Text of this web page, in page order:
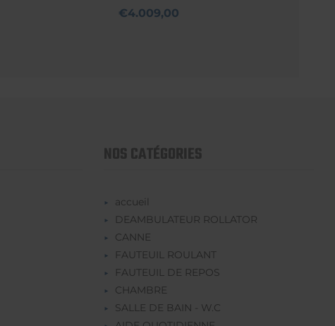
€4.009,00
NOS CATÉGORIES
accueil
DEAMBULATEUR ROLLATOR
CANNE
FAUTEUIL ROULANT
FAUTEUIL DE REPOS
CHAMBRE
SALLE DE BAIN - W.C